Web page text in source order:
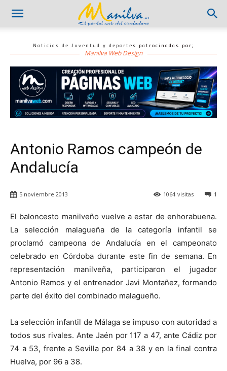
Noticias de Juventud y deportes patrocinadas por;
Manilva Web Design
Antonio Ramos campeón de
Andalucía
1
1064 visitas
5 noviembre 2013
El baloncesto manilveño vuelve a estar de enhorabuena.
La selección malagueña de la categoría infantil se
proclamó campeona de Andalucía en el campeonato
celebrado en Córdoba durante este fin de semana. En
representación manilveña, participaron el jugador
Antonio Ramos y el entrenador Javi Montañez, formando
parte del éxito del combinado malagueño.
La selección infantil de Málaga se impuso con autoridad a
todos sus rivales. Ante Jaén por 117 a 47, ante Cádiz por
74 a 53, frente a Sevilla por 84 a 38 y en la final contra
Huelva, por 96 a 38.